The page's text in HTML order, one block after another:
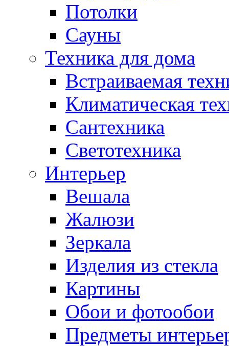
Потолки
Сауны
Техника для дома
Встраиваемая
Климатическая
Сантехника
Светотехника
Интерьер
Вешала
Жалюзи
Зеркала
Изделия из стекла
Картины
Обои и фотообои
Предметы